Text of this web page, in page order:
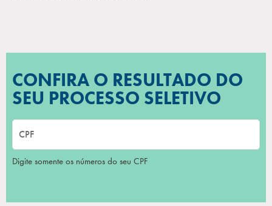
CONFIRA O RESULTADO DO
SEU PROCESSO SELETIVO
Digite somente os números do seu CPF